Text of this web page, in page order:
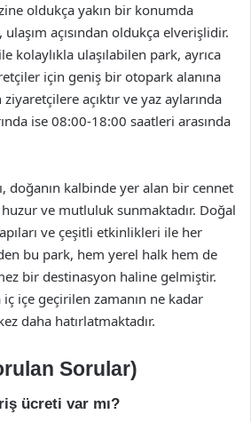
oldukça yakın bir konumda
ulaşım açısından oldukça elverişlidir.
kolaylıkla ulaşılabilen park, ayrıca
için geniş bir otopark alanına
açıktır ve yaz aylarında
ise 08:00-18:00 saatleri arasında
doğanın kalbinde yer alan bir cennet
ve mutluluk sunmaktadır. Doğal
ve çeşitli etkinlikleri ile her
bu park, hem yerel halk hem de
bir destinasyon haline gelmiştir.
iç içe geçirilen zamanın ne kadar
daha hatırlatmaktadır.
Sorular)
ücreti var mı?